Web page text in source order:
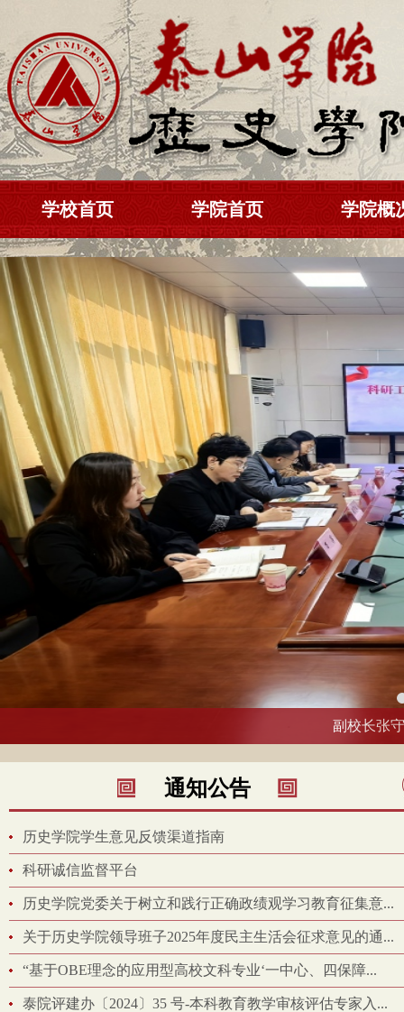
学校首页 学院首页 学院概
副校长张
通知公告
历史学院学生意见反馈渠道指南
科研诚信监督平台
历史学院党委关于树立和践行正确政绩观学习教育征集意...
关于历史学院领导班子2025年度民主生活会征求意见的通...
“基于OBE理念的应用型高校文科专业‘一中心、四保障...
泰院评建办〔2024〕35 号-本科教育教学审核评估专家入...